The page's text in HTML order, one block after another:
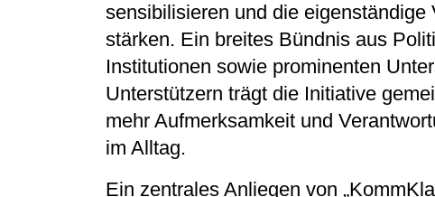
sensibilisieren und die eigenständige
stärken. Ein breites Bündnis aus
Institutionen sowie prominenten
Unterstützern trägt die Initiative
mehr Aufmerksamkeit und
im Alltag.
Ein zentrales Anliegen von